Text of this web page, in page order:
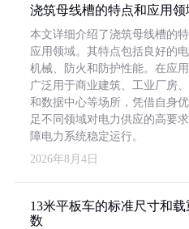
浇筑母线槽的特点和应用领
本文详细介绍了浇筑母线槽的
应用领域。其特点包括良好的电
机械、防火和防护性能。在应用
广泛用于商业建筑、工业厂房
和数据中心等场所，凭借自身
足不同领域对电力供应的高要
障电力系统稳定运行。
2026年8月4日
13米平板车的标准尺寸和载
数